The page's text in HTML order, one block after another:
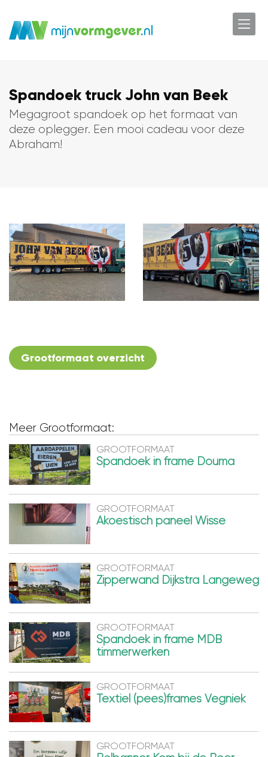
Spandoek truck John van Beek
Megagroot spandoek op het formaat van
deze oplegger. Een mooi cadeau voor deze
Abraham!
Grootformaat overzicht
Meer Grootformaat:
GROOTFORMAAT
Spandoek in frame Douma
GROOTFORMAAT
Akoestisch paneel Wisse
GROOTFORMAAT
Zipperwand Dijkstra Langeweg
GROOTFORMAAT
Spandoek in frame MDB
timmerwerken
GROOTFORMAAT
Textiel (pees)frames Vegniek
GROOTFORMAAT